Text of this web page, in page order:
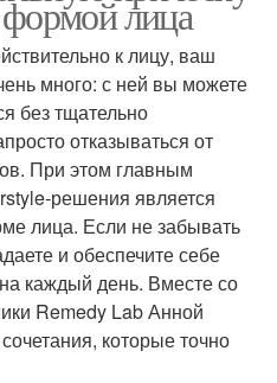
формой лица
к лицу, ваш
много: с ней вы можете
без тщательно
отказываться от
При этом главным
решения является
лица. Если не забывать
и обеспечите себе
каждый день. Вместе со
Remedy Lab Анной
которые точно